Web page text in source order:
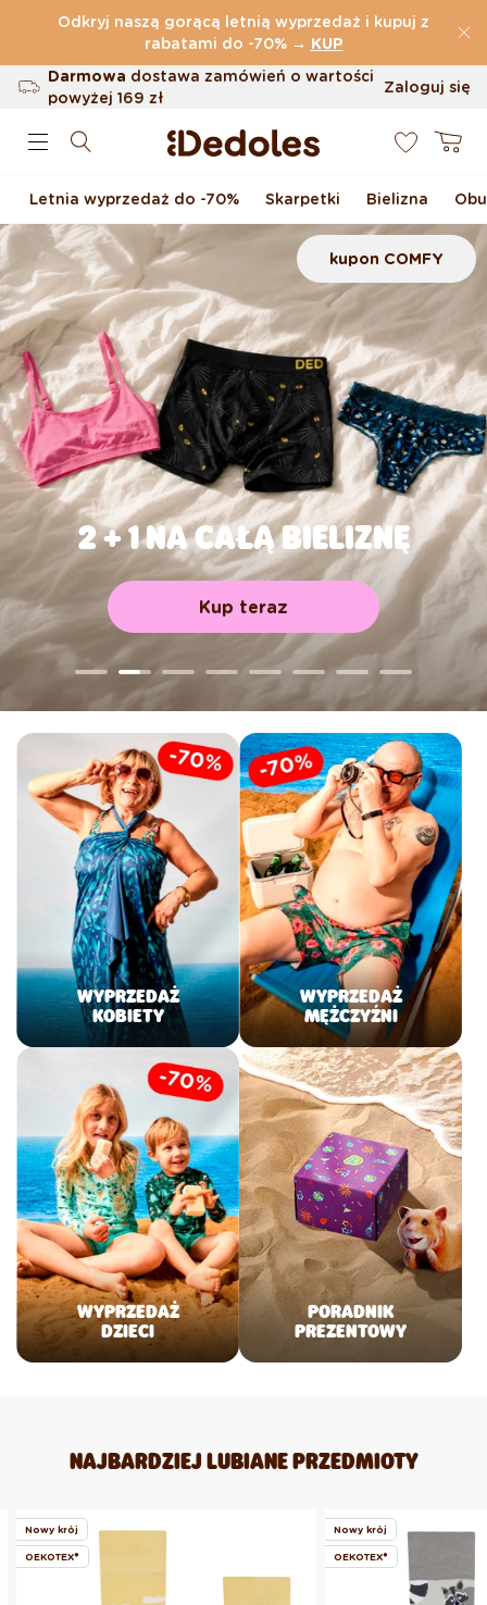
Przejdź do treści
Odkryj naszą gorącą letnią wyprzedaż i kupuj z
rabatami do -70% → KUP
(32.787 Opinie)
Darmowa dostawa zamówień o wartości
powyżej169 zł
Możliwość zwrotu w ciągu 100 dni
Zaloguj się
Koszyk
Letnia wyprzedaż do -70% Skarpetki Bielizna
2 + 1 NA CAŁĄ BIELIZNĘ
Kup teraz
kupon COMFY
WYPRZEDAŻ
KOBIETY
WYPRZEDAŻ
MĘŻCZYŹNI
WYPRZEDAŻ
DZIECI
PORADNIK
PREZENTOWY
NAJBARDZIEJ LUBIANE PRZEDMIOTY
Nowy krój
OEKOTEX®
Nowy krój
OEKOTEX®